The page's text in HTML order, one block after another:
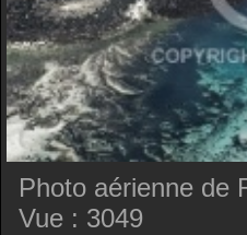
Photo aérienne de
Vue : 3049